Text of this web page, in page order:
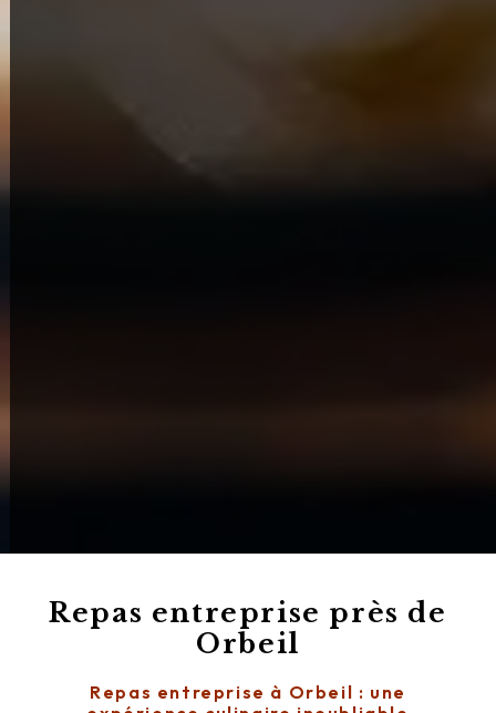
Repas entreprise près de
Orbeil
Repas entreprise à Orbeil : une